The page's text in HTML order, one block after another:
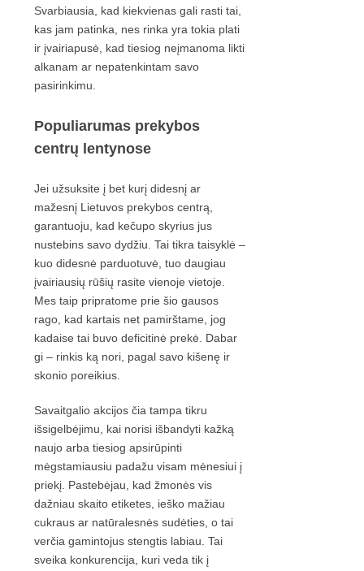
Svarbiausia, kad kiekvienas gali rasti tai,
kas jam patinka, nes rinka yra tokia plati
ir įvairiapusė, kad tiesiog neįmanoma likti
alkanam ar nepatenkintam savo
pasirinkimu.
Populiarumas prekybos
centrų lentynose
Jei užsuksite į bet kurį didesnį ar
mažesnį Lietuvos prekybos centrą,
garantuoju, kad kečupo skyrius jus
nustebins savo dydžiu. Tai tikra taisyklė –
kuo didesnė parduotuvė, tuo daugiau
įvairiausių rūšių rasite vienoje vietoje.
Mes taip pripratome prie šio gausos
rago, kad kartais net pamirštame, jog
kadaise tai buvo deficitinė prekė. Dabar
gi – rinkis ką nori, pagal savo kišenę ir
skonio poreikius.
Savaitgalio akcijos čia tampa tikru
išsigelbėjimu, kai norisi išbandyti kažką
naujo arba tiesiog apsirūpinti
mėgstamiausiu padažu visam mėnesiui į
priekį. Pastebėjau, kad žmonės vis
dažniau skaito etiketes, ieško mažiau
cukraus ar natūralesnės sudėties, o tai
verčia gamintojus stengtis labiau. Tai
sveika konkurencija, kuri veda tik į